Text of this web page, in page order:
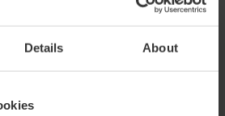
Details About